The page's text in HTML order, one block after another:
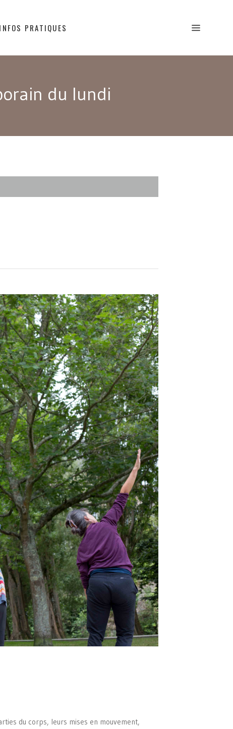
INFOS PRATIQUES
du lundi
du corps, leurs mises en mouvement,